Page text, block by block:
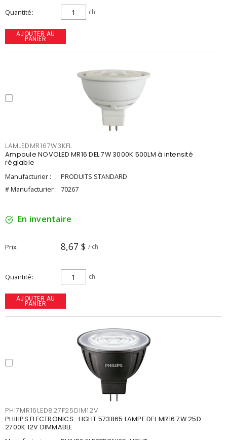
Quantité ch
AJOUTER AU
PANIER
LAMLEDMR167W3KFL
Ampoule NOVOLED MR16 DEL 7W 3000K 500LM à intensité
réglable
Manufacturier :
PRODUITS STANDARD
# Manufacturier : 70267
En inventaire
Prix 8,67 $ / ch
Quantité ch
AJOUTER AU
PANIER
PHI7MR16LED827F25DIM12V
PHILIPS ELECTRONICS -LIGHT 573865 LAMPE DEL MR16 7W 25D
2700K 12V DIMMABLE